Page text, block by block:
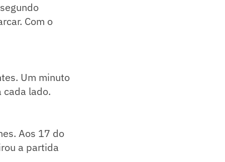
Com o
Um minuto
lado.
Aos 17 do
a partida